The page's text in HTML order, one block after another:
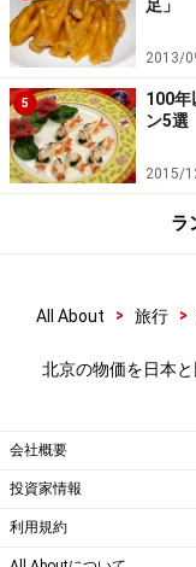
「北京の金持ちは
膝元・北京にはた
した成功者以外に
存在しています。
の物価上昇を後押
上下の開きが顕著な
しかし、何億円も
はつつましい毎日
分ばかりが報道さ
のでしょう。2017
の北京労働者の平
足」
2013/
5
100年
ン5選
2015/
ラ
All About > 旅行 >
北京の物価を日本
会社概要
投資家情報
利用規約